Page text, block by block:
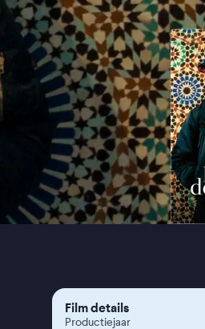
Film details
Productiejaar